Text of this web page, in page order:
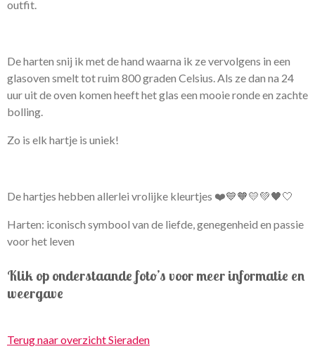
outfit.
De harten snij ik met de hand waarna ik ze vervolgens in een
glasoven smelt tot ruim 800 graden Celsius. Als ze dan na 24
uur uit de oven komen heeft het glas een mooie ronde en zachte
bolling.
Zo is elk hartje is uniek!
De hartjes hebben allerlei vrolijke kleurtjes ❤️💙🧡💛💚🖤🤍
Harten: iconisch symbool van de liefde, genegenheid en passie
voor het leven
Klik op onderstaande foto’s voor meer informatie en
weergave
Terug naar overzicht Sieraden